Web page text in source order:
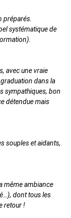
préparés.
systématique de
avec une vraie
dans la
sympathiques, bon
détendue mais
souples et aidants,
même ambiance
dont tous les
retour !